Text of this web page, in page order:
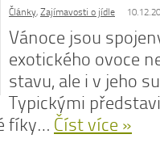
Články, Zajímavosti o jídle
Vánoce jsou
exotického ovoce
stavu, ale i v jeho
Typickými
fíky… Číst více »